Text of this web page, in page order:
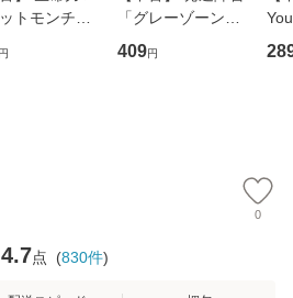
トモンチー /
ンレコード
【メール便送
円
「グレーゾーン」
その正しい理解と
克服法 (SB新書 57
409円
のが
0
4.7点 (830件)